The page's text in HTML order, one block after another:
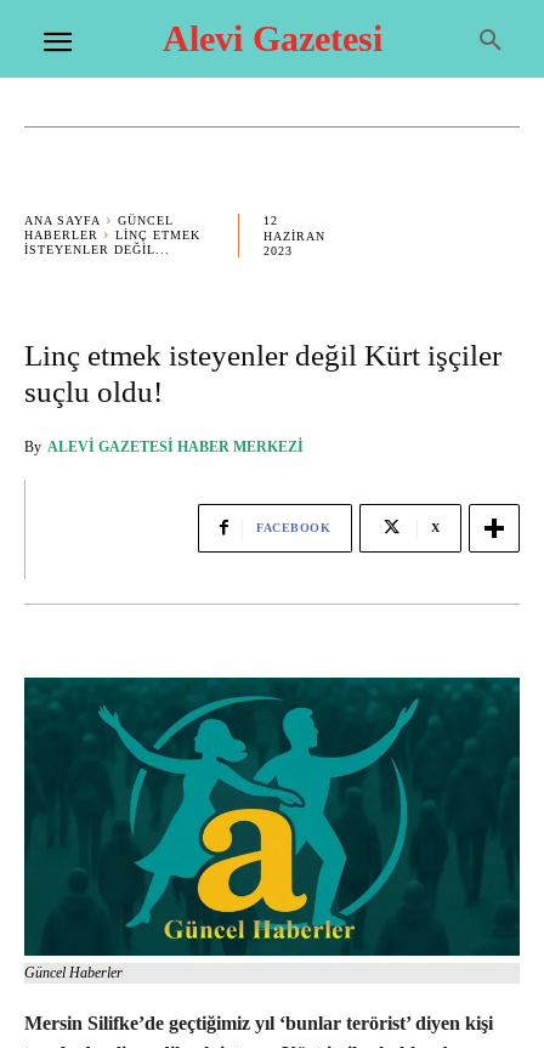
Alevi Gazetesi
ANA SAYFA
GÜNCEL
HABERLER
LINÇ ETMEK
ISTEYENLER DEĞIL...
12
HAZIRAN
2023
Linç etmek isteyenler değil Kürt işçiler
suçlu oldu!
By ALEVI GAZETESI HABER MERKEZI
FACEBOOK X
Güncel Haberler
Mersin Silifke’de geçtiğimiz yıl ‘bunlar terörist’ diyen kişi